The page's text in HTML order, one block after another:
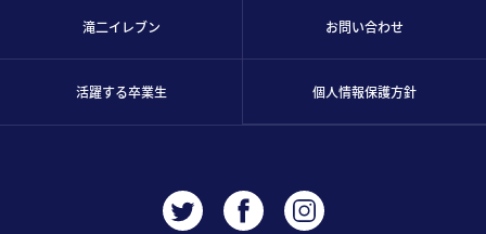
滝二イレブン
活躍する卒業生
お問い合わせ
個人情報保護方針